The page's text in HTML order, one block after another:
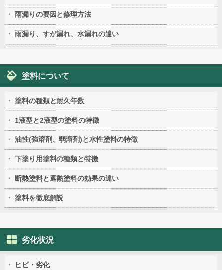
雨漏りの要因と修理方法
雨漏り、すが漏れ、水漏れの違い
塗料について
塗料の種類と耐久年数
1液型と2液型の塗料の特徴
油性(強溶剤、弱溶剤)と水性塗料の特徴
下塗り用塗料の種類と特徴
断熱塗料と遮熱塗料の効果の違い
塗料を徹底解説
劣化状況
ヒビ・劣化